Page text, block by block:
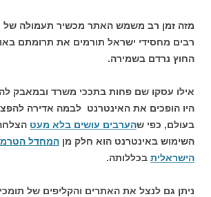
מזה זמן רב משמש האתר מכשיר תעמולה של
רבים מחסידי ישראל תורמים את תרומתם
החוץ נרדם בשמירה.
אילו עסקו שם פחות בתככי משרד ובמאבק
היו הופכים את האינטרנט לבמה אדירה
בעולם, כפי שהערבים עושים בלא מעט
השימוש באינטרנט הוא חלק מן המחדל
הישראלית בכללותה.
ניתן גם לנצל את האתרים והקליפים של